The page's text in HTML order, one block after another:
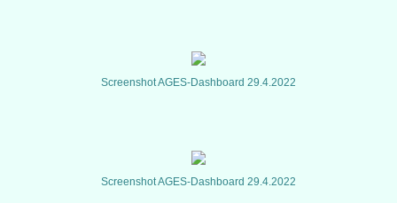
Screenshot AGES-Dashboard 29.4.2022
Screenshot AGES-Dashboard 29.4.2022